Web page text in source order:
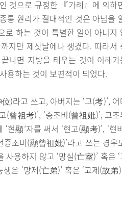
것으로 규정한 『가례』에 의하
통 원리가 절대적인 것은 아님을
로 하는 것이 특별한 일이 아니지
지만 제삿날에나 챙겼다. 따라서
나면 지방을 태우는 것이 이해가
용하는 것이 보편적이 되었다.
)라고 쓰고, 아버지는 ‘고(考)’, 어
(曾祖考)’, ‘증조비(曾祖妣)’, 고조
현顯’자를 써서 ‘현고(顯考)’, ‘현
증조비(顯曾祖妣)’라고 쓰는 경우
사용하지 않고 ‘망실(亡室)’ 혹은 ‘
은 ‘망제(亡弟)’ 혹은 ‘고제(故弟